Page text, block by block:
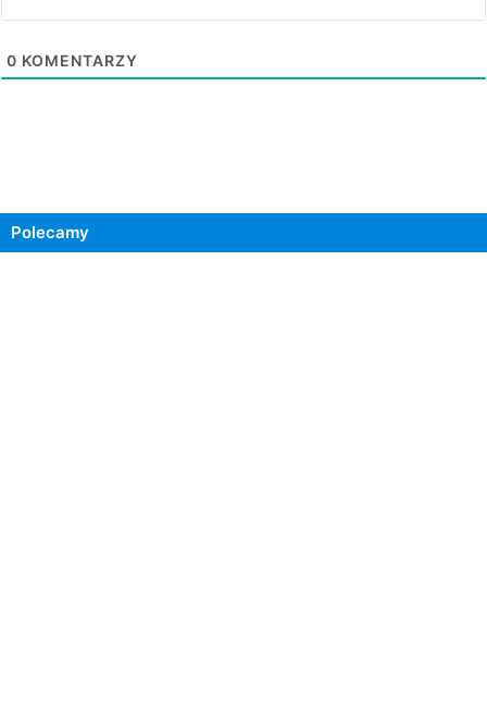
0 KOMENTARZY
Polecamy